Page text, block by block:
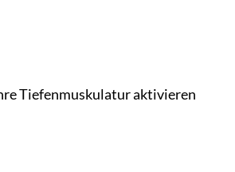
Tiefenmuskulatur aktivieren